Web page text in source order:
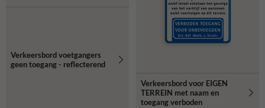
Verkeersbord voetgangers
geen toegang - reflecterend
Verkeersbord voor EIGEN
TERREIN met naam en
toegang verboden